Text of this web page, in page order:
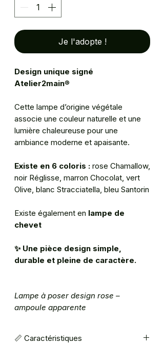
Je l'adopte !
Design unique signé
Atelier2main®
Cette lampe d’origine végétale
associe une couleur naturelle et une
lumière chaleureuse pour une
ambiance moderne et apaisante.
Existe en 6 coloris : rose Chamallow,
noir Réglisse, marron Chocolat, vert
Olive, blanc Stracciatella, bleu Santorin
Existe également en lampe de
chevet
✨Une pièce design simple,
durable et pleine de caractère.
Lampe à poser design rose –
ampoule apparente
📏 Caractéristiques